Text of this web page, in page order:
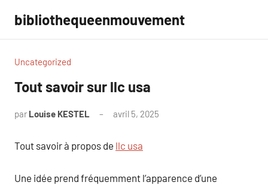
contenu
bibliothequeenmouvement
Uncategorized
Tout savoir sur llc usa
par Louise KESTEL avril 5, 2025
Tout savoir à propos de llc usa
Une idée prend fréquemment l’apparence d’une